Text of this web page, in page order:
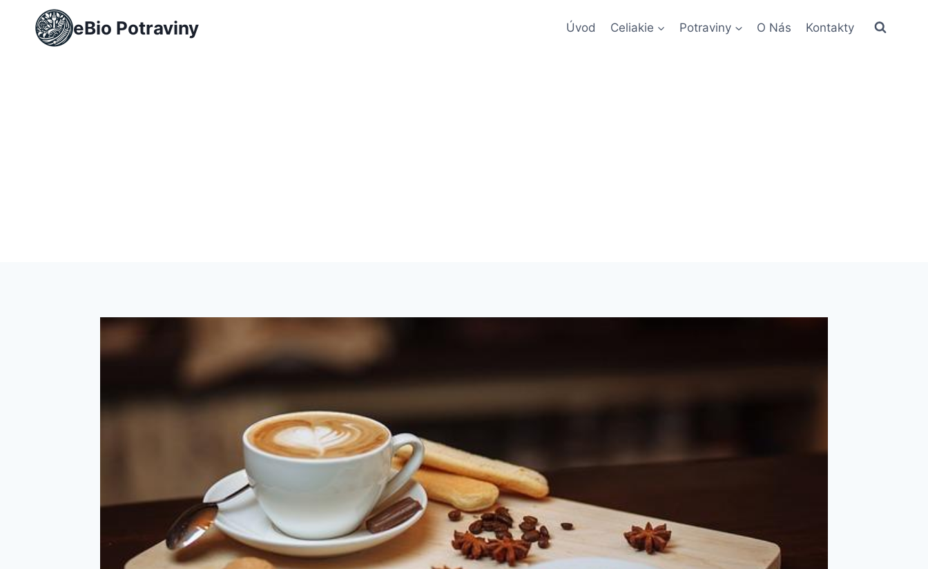
Přeskočit
eBio Potraviny Úvod Celiakie Potraviny O Nás Kontakty